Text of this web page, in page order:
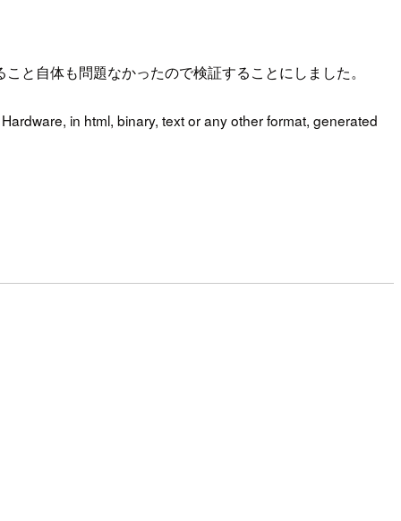
と自体も問題なかったので検証することにしました。
in html, binary, text or any other format, generated